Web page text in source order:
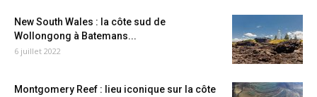
New South Wales : la côte sud de
Wollongong à Batemans...
6 juillet 2022
Montgomery Reef : lieu iconique sur la côte